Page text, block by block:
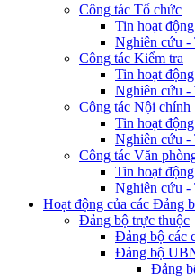
Công tác Tổ chức
Tin hoạt động
Nghiên cứu -
Công tác Kiểm tra
Tin hoạt động
Nghiên cứu -
Công tác Nội chính
Tin hoạt động
Nghiên cứu -
Công tác Văn
Tin hoạt động
Nghiên cứu -
Hoạt động của các Đảng
Đảng bộ trực thuộc
Đảng bộ các
Đảng bộ
Đảng